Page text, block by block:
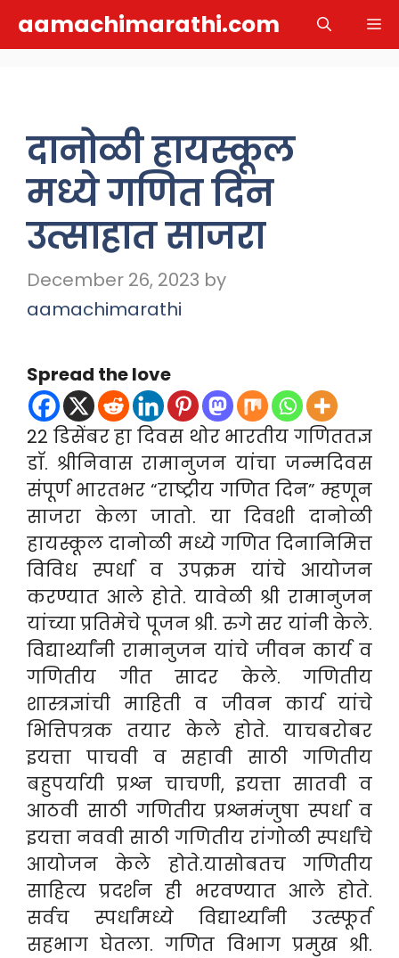
aamachimarathi.com
दानोळी हायस्कूल
मध्ये गणित दिन
उत्साहात साजरा
December 26, 2023 by
aamachimarathi
Spread the love
22 डिसेंबर हा दिवस थोर भारतीय गणिततज्ञ
डाॅ. श्रीनिवास रामानुजन यांचा जन्मदिवस
संपूर्ण भारतभर “राष्ट्रीय गणित दिन” म्हणून
साजरा केला जातो. या दिवशी दानोळी
हायस्कूल दानोळी मध्ये गणित दिनानिमित्त
विविध स्पर्धा व उपक्रम यांचे आयोजन
करण्यात आले होते. यावेळी श्री रामानुजन
यांच्या प्रतिमेचे पूजन श्री. रुगे सर यांनी केले.
विद्यार्थ्यांनी रामानुजन यांचे जीवन कार्य व
गणितीय गीत सादर केले. गणितीय
शास्त्रज्ञांची माहिती व जीवन कार्य यांचे
भित्तिपत्रक तयार केले होते. याचबरोबर
इयत्ता पाचवी व सहावी साठी गणितीय
बहुपर्यायी प्रश्न चाचणी, इयत्ता सातवी व
आठवी साठी गणितीय प्रश्नमंजुषा स्पर्धा व
इयत्ता नववी साठी गणितीय रांगोळी स्पर्धांचे
आयोजन केले होते.यासोबतच गणितीय
साहित्य प्रदर्शन ही भरवण्यात आले होते.
सर्वच स्पर्धांमध्ये विद्यार्थ्यांनी उत्स्फूर्त
सहभाग घेतला. गणित विभाग प्रमुख श्री.